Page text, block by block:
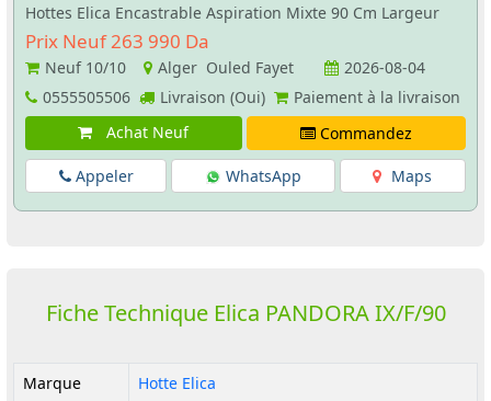
Hottes Elica Encastrable Aspiration Mixte 90 Cm Largeur
Prix Neuf 263 990 Da
Neuf 10/10 Alger Ouled Fayet
2026-08-04
0555505506
Livraison (Oui)
Paiement à la livraison
Achat Neuf
Commandez
Appeler WhatsApp Maps
Fiche Technique Elica PANDORA IX/F/90
Marque
Hotte Elica